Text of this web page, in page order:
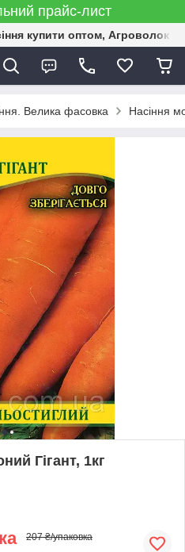
прайс-лист
купити оптом,
Велика фасовка Насіння
Гігант, 1кг
207 ₴/упаковка